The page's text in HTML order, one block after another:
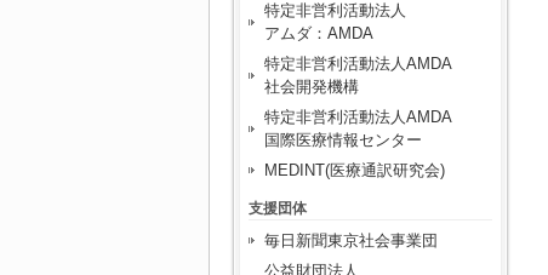
特定非営利活動法人
アムダ：AMDA
特定非営利活動法人AMDA
社会開発機構
特定非営利活動法人AMDA
国際医療情報センター
MEDINT(医療通訳研究会)
支援団体
毎日新聞東京社会事業団
公益財団法人